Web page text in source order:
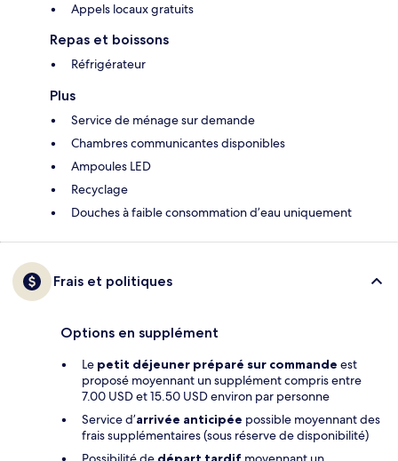
Appels locaux gratuits
Repas et boissons
Réfrigérateur
Plus
Service de ménage sur demande
Chambres communicantes disponibles
Ampoules LED
Recyclage
Douches à faible consommation d’eau uniquement
Frais et politiques
Options en supplément
Le petit déjeuner préparé sur commande est
proposé moyennant un supplément compris entre
7.00 USD et 15.50 USD environ par personne
Service d’arrivée anticipée possible moyennant des
frais supplémentaires (sous réserve de disponibilité)